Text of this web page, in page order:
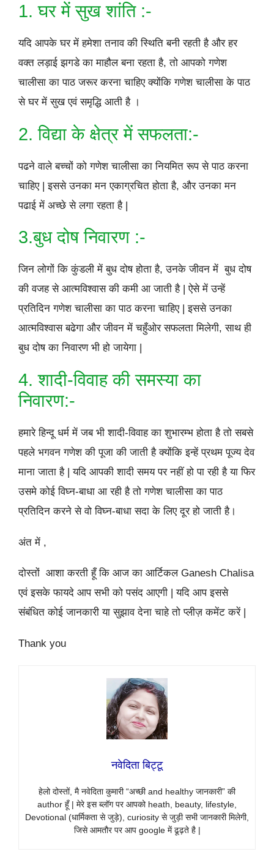
1. घर में सुख शांति :-
यदि आपके घर में हमेशा तनाव की स्थिति बनी रहती है और हर
वक्त लड़ाई झगडे का माहौल बना रहता है, तो आपको गणेश
चालीसा का पाठ जरूर करना चाहिए क्योंकि गणेश चालीसा के पाठ
से घर में सुख एवं समृद्धि आती है ।
2. विद्या के क्षेत्र में सफलता:-
पढने वाले बच्चों को गणेश चालीसा का नियमित रूप से पाठ करना
चाहिए | इससे उनका मन एकाग्रचित होता है, और उनका मन
पढाई में अच्छे से लगा रहता है |
3.बुध दोष निवारण :-
जिन लोगों कि कुंडली में बुध दोष होता है, उनके जीवन में बुध दोष
की वजह से आत्मविश्वास की कमी आ जाती है | ऐसे में उन्हें
प्रतिदिन गणेश चालीसा का पाठ करना चाहिए | इससे उनका
आत्मविश्वास बढेगा और जीवन में चहुँओर सफलता मिलेगी, साथ ही
बुध दोष का निवारण भी हो जायेगा |
4. शादी-विवाह की समस्या का
निवारण:-
हमारे हिन्दू धर्म में जब भी शादी-विवाह का शुभारम्भ होता है तो सबसे
पहले भगवन गणेश की पूजा की जाती है क्योंकि इन्हें प्रथम पूज्य देव
माना जाता है | यदि आपकी शादी समय पर नहीं हो पा रही है या फिर
उसमे कोई विघ्न-बाधा आ रही है तो गणेश चालीसा का पाठ
प्रतिदिन करने से वो विघ्न-बाधा सदा के लिए दूर हो जाती है।
अंत में ,
दोस्तों आशा करती हूँ कि आज का आर्टिकल Ganesh Chalisa
एवं इसके फायदे आप सभी को पसंद आएगी | यदि आप इससे
संबंधित कोई जानकारी या सुझाव देना चाहे तो प्लीज़ कमेंट करें |
Thank you
नवेदिता बिट्टू
हेलो दोस्तों, मै नवेदिता कुमारी “अच्छी and healthy जानकारी” की
author हूँ | मेरे इस ब्लॉग पर आपको heath, beauty, lifestyle,
Devotional (धार्मिकता से जुड़े), curiosity से जुड़ी सभी जानकारी मिलेगी,
जिसे आमतौर पर आप google में ढूढ़ते है |